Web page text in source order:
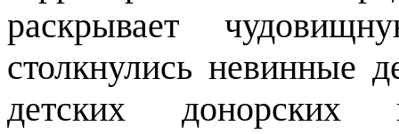
раскрывает
столкнулись невинные
детских донорских